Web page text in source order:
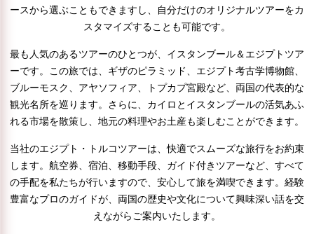
ースから選ぶこともできますし、自分だけのオリジナルツアーをカ
スタマイズすることも可能です。
最も人気のあるツアーのひとつが、イスタンブール＆エジプトツア
ーです。この旅では、ギザのピラミッド、エジプト考古学博物館、
ブルーモスク、アヤソフィア、トプカプ宮殿など、両国の代表的な
観光名所を巡ります。さらに、カイロとイスタンブールの活気あふ
れる市場を散策し、地元の料理やお土産も楽しむことができます。
当社のエジプト・トルコツアーは、快適でスムーズな旅行をお約束
します。航空券、宿泊、移動手段、ガイド付きツアーなど、すべて
の手配を私たちが行いますので、安心して旅を満喫できます。経験
豊富なプロのガイドが、両国の歴史や文化について興味深い話を交
えながらご案内いたします。